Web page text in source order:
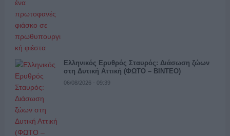
Ελληνικός Ερυθρός Σταυρός: Διάσωση ζώων
στη Δυτική Αττική (ΦΩΤΟ – ΒΙΝΤΕΟ)
06/08/2026 - 09:39